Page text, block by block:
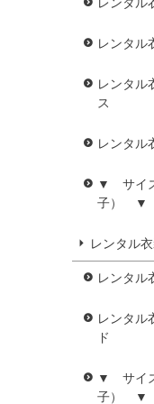
レンタ
レンタ
ス
レンタ
▼ サイ
子） ▼
レンタル
レンタ
レンタ
ド
▼ サイ
子） ▼